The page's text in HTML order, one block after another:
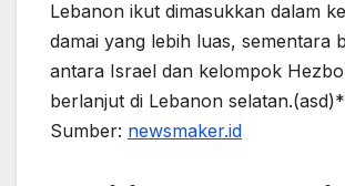
Lebanon ikut dimasukkan dalam
damai yang lebih luas, sementara
antara Israel dan kelompok
berlanjut di Lebanon selatan.(asd)*
Sumber: newsmaker.id